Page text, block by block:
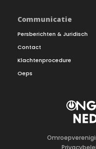
Communicatie
Persberichten & Juridisch
Contact
Klachtenprocedure
Oeps